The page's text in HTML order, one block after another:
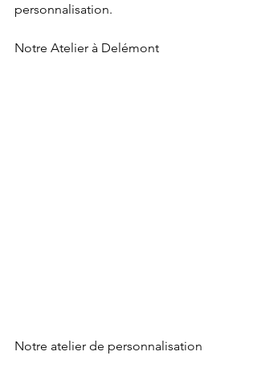
personnalisation.
Notre Atelier à Delémont
Notre atelier de personnalisation